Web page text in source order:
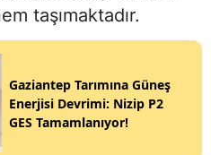
taşımaktadır.
Gaziantep Tarımına Güneş
Enerjisi Devrimi: Nizip P2
GES Tamamlanıyor!